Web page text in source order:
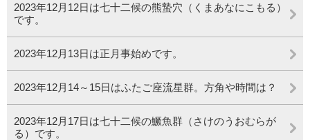
2023年12月12日は七十二候の熊蟄穴（くまあなにこもる）
です。
2023年12月13日は正月事始めです。
2023年12月14～15日はふたご座流星群。方角や時間は？
2023年12月17日は七十二候の鱖魚群（さけのうおむらが
る）です。